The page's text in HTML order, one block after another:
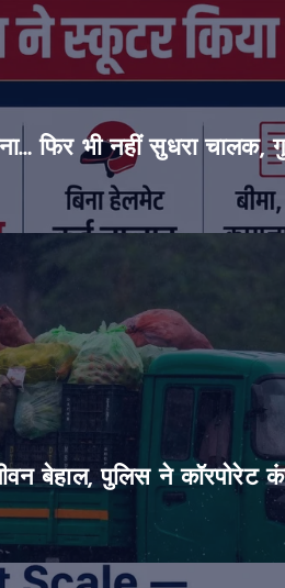
फिर भी नहीं सुधरा चालक,
बेहाल, पुलिस ने कॉरपोरेट